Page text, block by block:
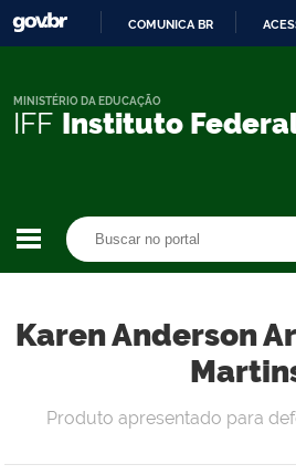
COMUNICA BR
IFF Instituto
MINISTÉRIO DA EDUCAÇÃO
Karen Anderson
Produto apresentado para